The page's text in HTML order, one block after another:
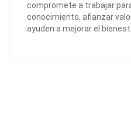
compromete a trabajar
conocimiento, afianzar
ayuden a mejorar el